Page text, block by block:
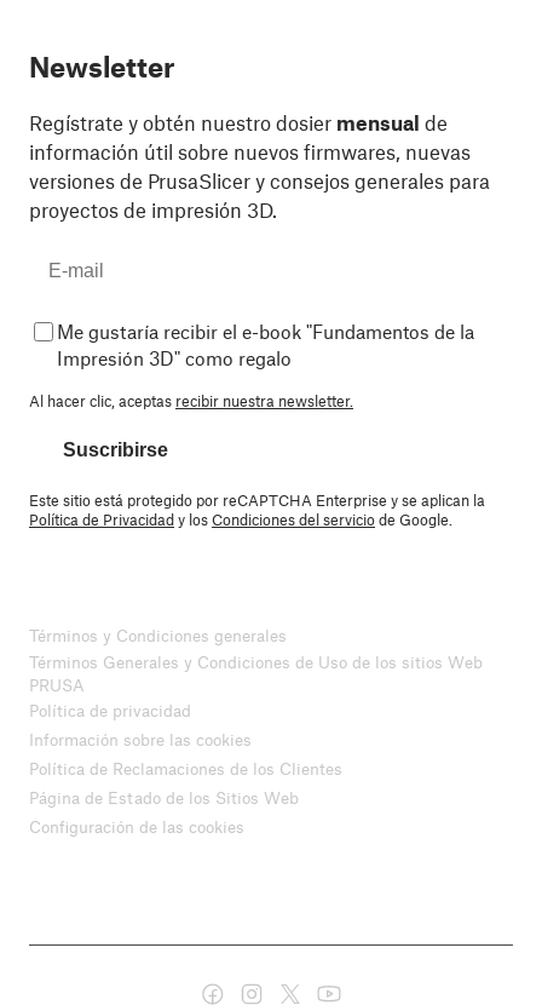
Newsletter
Regístrate y obtén nuestro dosier mensual de
información útil sobre nuevos firmwares, nuevas
versiones de PrusaSlicer y consejos generales para
proyectos de impresión 3D.
Me gustaría recibir el e-book "Fundamentos de la
Impresión 3D" como regalo
Al hacer clic, aceptas recibir nuestra newsletter.
Suscribirse
Este sitio está protegido por reCAPTCHA Enterprise y se aplican la
Política de Privacidady losCondiciones del serviciode Google.
Términos y Condiciones generales
Términos Generales y Condiciones de Uso de los sitios Web
PRUSA
Política de privacidad
Información sobre las cookies
Política de Reclamaciones de los Clientes
Página de Estado de los Sitios Web
Configuración de las cookies